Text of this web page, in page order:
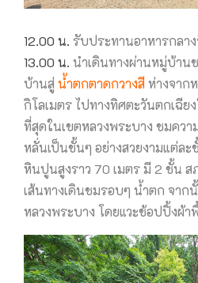
12.00 น. รับประทานอาหารกลา
13.00 น. นำเดินทางผ่านหมู่บ้าน
บ้านสู่ น้ำตกตาดกวางสีห่างจาก
กิโลเมตร ไปทางทิศตะวันตกเฉีย
ที่สุดในเขตหลวงพระบาง ชมคว
หลั่นเป็นชั้นๆ อย่างสวยงามแต่ละ
หินปูนสูงราว 70 เมตร มี 2 ชั้น
เส้นทางเดินชมรอบๆ น้ำตก จาก
หลวงพระบาง โดยแวะช้อปปิ้งผ้า